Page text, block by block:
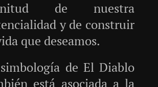
de nuestra
y de construir
que deseamos.
de El Diablo
está asociada a la